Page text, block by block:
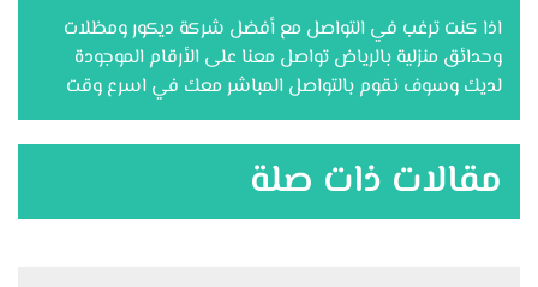
اذا كنت ترغب في التواصل مع أفضل شركة ديكور ومظلات
وحدائق منزلية بالرياض تواصل معنا على الأرقام الموجودة
لديك وسوف نقوم بالتواصل المباشر معك في اسرع وقت
مقالات ذات صلة